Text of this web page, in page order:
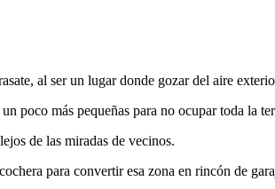
al ser un lugar donde gozar del aire
poco más pequeñas para no ocupar toda la
de las miradas de vecinos.
para convertir esa zona en rincón de